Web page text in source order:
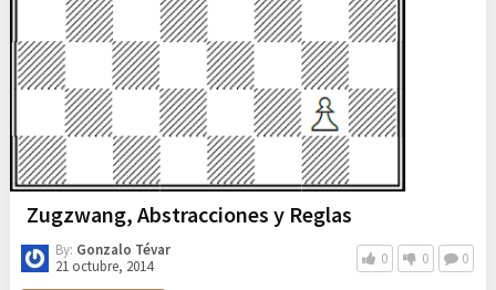
Zugzwang, Abstracciones y Reglas
By: Gonzalo Tévar
21 octubre, 2014
0 0 0